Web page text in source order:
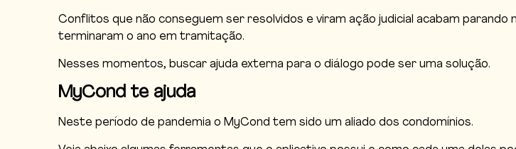
Conflitos que não conseguem ser resolvidos e viram ação judicial acabam
terminaram o ano em tramitação.
Nesses momentos, buscar ajuda externa para o diálogo pode ser uma solução.
MyCond te ajuda
Neste período de pandemia o MyCond tem sido um aliado dos condomínios.